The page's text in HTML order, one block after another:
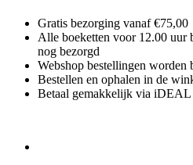
Gratis bezorging vanaf €75,00
Alle boeketten voor 12.00 uur
nog bezorgd
Webshop bestellingen worden
Bestellen en ophalen in de
Betaal gemakkelijk via iDEAL